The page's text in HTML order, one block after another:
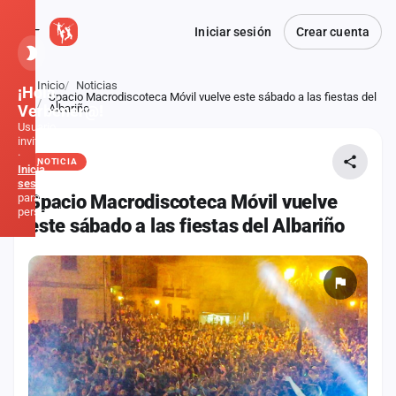
Iniciar sesión Crear cuenta
Atrás
Inicio
Noticias
Spacio Macrodiscoteca Móvil vuelve este sábado a las fiestas del
Albariño
NOTICIA
Spacio Macrodiscoteca Móvil vuelve
este sábado a las fiestas del Albariño
¡Hola,
Verbener@!
Usuario
invitado
·
Inicia
sesión
para
personalizar
Inicio
Noticias
Formaciones
Fiestas